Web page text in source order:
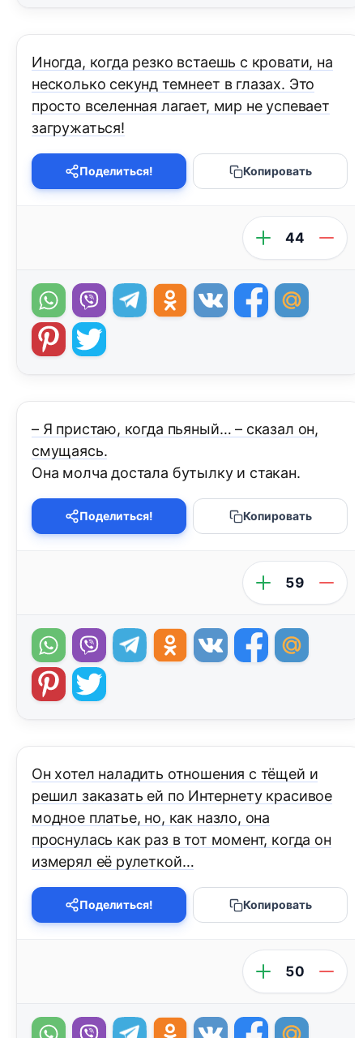
Иногда, когда резко встаешь с кровати, на
несколько секунд темнеет в глазах. Это
просто вселенная лагает, мир не успевает
загружаться!
Поделиться! Копировать
44
– Я пристаю, когда пьяный… – сказал он,
смущаясь.
Она молча достала бутылку и стакан.
Поделиться! Копировать
59
Он хотел наладить отношения с тёщей и
решил заказать ей по Интернету красивое
модное платье, но, как назло, она
проснулась как раз в тот момент, когда он
измерял её рулеткой…
Поделиться! Копировать
50